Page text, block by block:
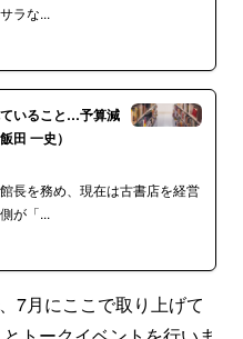
ラな...
いること…予算減
田 一史）
長を務め、現在は古書店を経営
が「...
7月にここで取り上げて